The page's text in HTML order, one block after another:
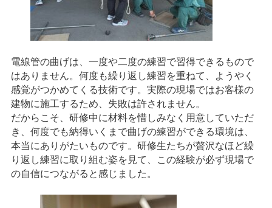
電線管の曲げは、一度や二度の練習で習得できるもので
はありません。何度も繰り返し練習を重ねて、ようやく
感覚がつかめてくる技術です。実際の現場ではお客様の
建物に施工するため、失敗は許されません。
だからこそ、研修中に材料を惜しみなく用意していただ
き、何度でも納得いくまで曲げの練習ができる環境は、
本当にありがたいものです。研修生たちが贅沢なほど繰
り返し練習に取り組む姿を見て、この経験が必ず現場で
の自信につながると感じました。